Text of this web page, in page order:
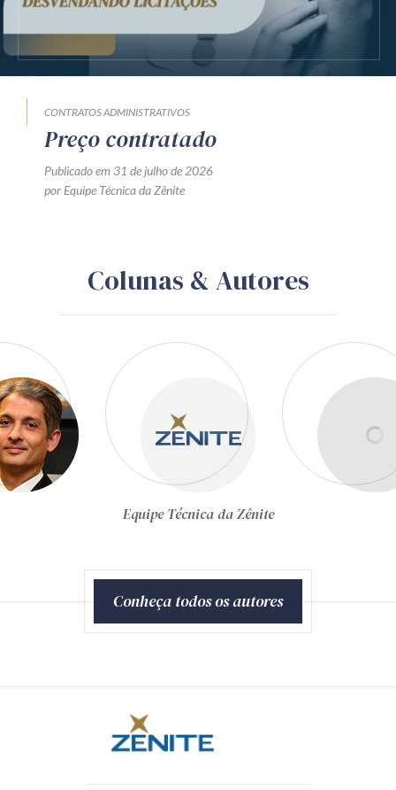
CONTRATOS ADMINISTRATIVOS
Preço contratado
Publicado em 31 de julho de 2026
por Equipe Técnica da Zênite
Colunas & Autores
Gustavo Schiefler
Conheça todos os autores